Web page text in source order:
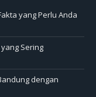
yang Perlu Anda
Sering
dengan